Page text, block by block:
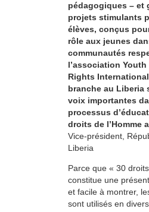
pédagogiques – et
projets stimulants
élèves, conçus
rôle aux jeunes
communautés
l’association Youth
Rights
branche au Liberia
voix importantes
processus
droits de l’Homme
Vice-président,
Liberia
Parce que « 30
constitue une
et facile à montrer,
sont utilisés en